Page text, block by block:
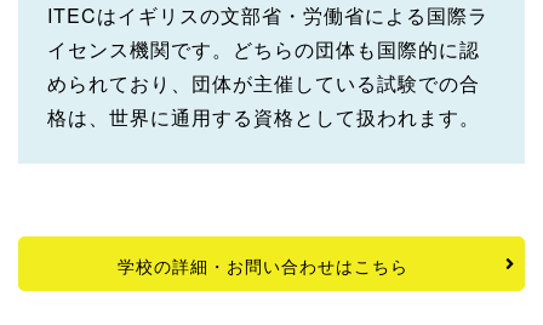
ITECはイギリスの文部省・労働省による国際ラ
イセンス機関です。どちらの団体も国際的に認
められており、団体が主催している試験での合
格は、世界に通用する資格として扱われます。
学校の詳細・お問い合わせはこちら